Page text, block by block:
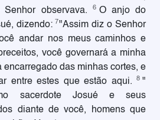
observava.
6 O anjo do
dizendo: 7"Assim diz o Senhor
andar nos meus caminhos e
você governará a minha
encarregado das minhas cortes, e
entre estes que estão aqui.8 "
sacerdote Josué e seus
diante de você, homens que